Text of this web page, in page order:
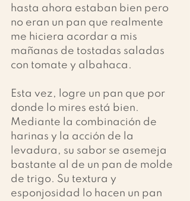
hasta ahora estaban bien pero
no eran un pan que realmente
me hiciera acordar a mis
mañanas de tostadas saladas
con tomate y albahaca.
Esta vez, logre un pan que por
donde lo mires está bien.
Mediante la combinación de
harinas y la acción de la
levadura, su sabor se asemeja
bastante al de un pan de molde
de trigo. Su textura y
esponjosidad lo hacen un pan